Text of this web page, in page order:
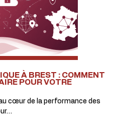
À BREST : COMMENT
POUR VOTRE
cœur de la performance des